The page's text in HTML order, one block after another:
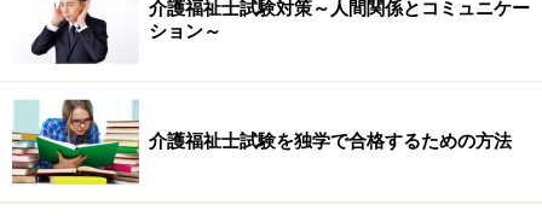
5.医学・法律に関する本を読んでおく
介護職で一番苦手なのは医学関連と介護保険法などの法
律関係の知識です。また介護福祉士はこれらのことがよ
く理解できないといけないと思われていますので、ぜひ
医学・介護の法律を勉強しておいたほうがいいです。
介護福祉士試験対策～人間関係とコミュニケー
ション～
介護福祉士試験を独学で合格するための方法